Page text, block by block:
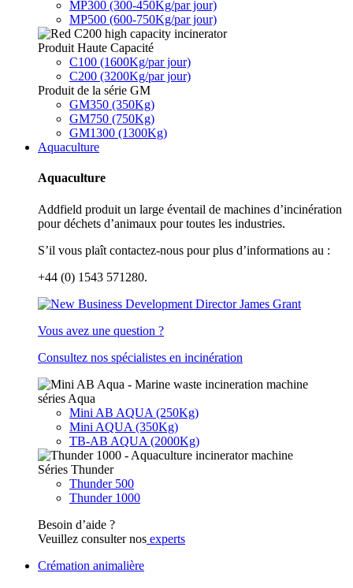
MP300 (300-450Kg/par jour)
MP500 (600-750Kg/par jour)
Produit Haute Capacité
C100 (1600Kg/par jour)
C200 (3200Kg/par jour)
Produit de la série GM
GM350 (350Kg)
GM750 (750Kg)
GM1300 (1300Kg)
Aquaculture
Aquaculture
Addfield produit un large éventail de machines d’incinération
pour déchets d’animaux pour toutes les industries.
S’il vous plaît contactez-nous pour plus d’informations au :
+44 (0) 1543 571280.
Vous avez une question ?
Consultez nos spécialistes en incinération
séries Aqua
Mini AB AQUA (250Kg)
Mini AQUA (350Kg)
TB-AB AQUA (2000Kg)
Séries Thunder
Thunder 500
Thunder 1000
Besoin d’aide ?
Veuillez consulter nos experts
Crémation animalière